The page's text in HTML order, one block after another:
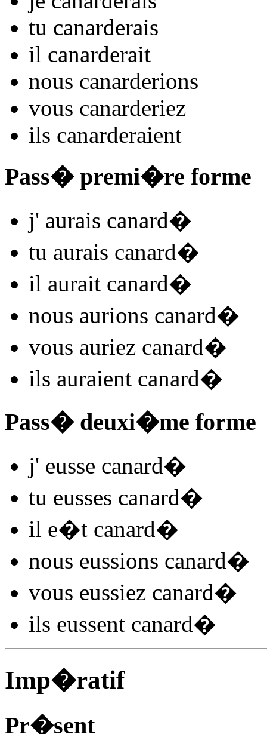
tu canarderais
il canarderait
nous canarderions
vous canarderiez
ils canarderaient
Pass� premi�re forme
j' aurais canard�
tu aurais canard�
il aurait canard�
nous aurions canard�
vous auriez canard�
ils auraient canard�
Pass� deuxi�me forme
j' eusse canard�
tu eusses canard�
il e�t canard�
nous eussions canard�
vous eussiez canard�
ils eussent canard�
Imp�ratif
Pr�sent